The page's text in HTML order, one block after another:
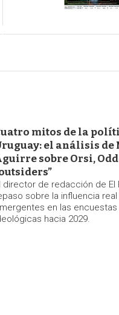
mitos de la
el análisis de
sobre Orsi,
director de redacción de El
sobre la influencia
en las
hacia 2029.